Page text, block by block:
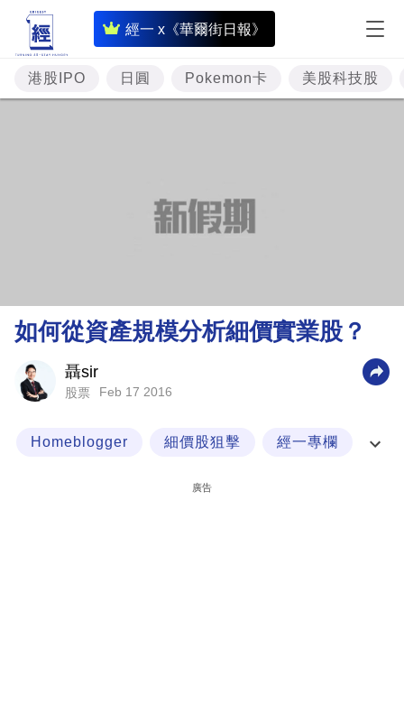
經一 x《華爾街日報》
即
時
財
經
理
財
業
港股IPO 日圓 Pokemon卡 美股科技股
如何從資產規模分析細價實業股？
聶sir
股票 Feb 17 2016
Homeblogger 細價股狙擊 經一專欄
廣告